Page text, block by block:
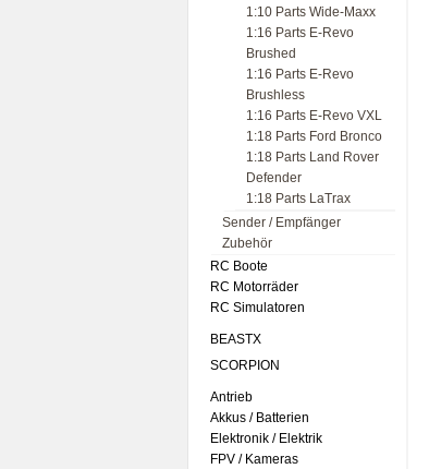
1:10 Parts Wide-Maxx
1:16 Parts E-Revo
Brushed
1:16 Parts E-Revo
Brushless
1:16 Parts E-Revo VXL
1:18 Parts Ford Bronco
1:18 Parts Land Rover
Defender
1:18 Parts LaTrax
Sender / Empfänger
Zubehör
RC Boote
RC Motorräder
RC Simulatoren
BEASTX
SCORPION
Antrieb
Akkus / Batterien
Elektronik / Elektrik
FPV / Kameras